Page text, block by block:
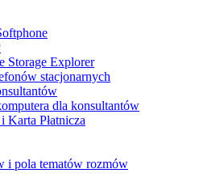
Storage Explorer
stacjonarnych
dla konsultantów
Karta Płatnicza
i pola tematów rozmów